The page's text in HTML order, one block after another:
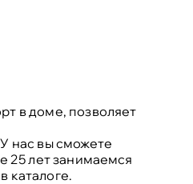
в доме, позволяет
нас вы сможете
25 лет занимаемся
каталоге.